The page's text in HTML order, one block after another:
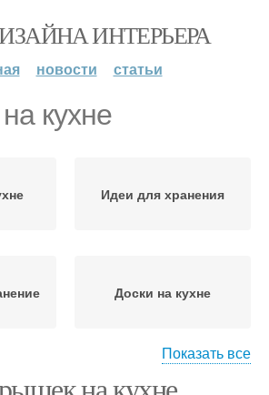
ИНТЕРЬЕРА
новости статьи
кухне
Идеи для хранения
Доски на кухне
Порядок на кухне
Показать все